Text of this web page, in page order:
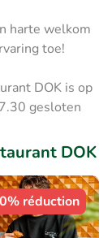
harte welkom
toe!
DOK is op
gesloten
DOK
réduction